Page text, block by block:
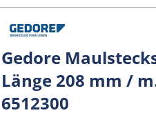
Gedore
Länge 208 mm /
6512300